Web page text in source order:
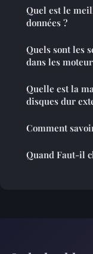
Quel est le
données ?
Quels sont les
dans les
Quelle est la
disques dur
Comment
Quand Faut-il